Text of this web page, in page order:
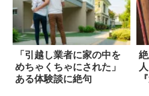
「引越し業者に家の中を
めちゃくちゃにされた」
ある体験談に絶句